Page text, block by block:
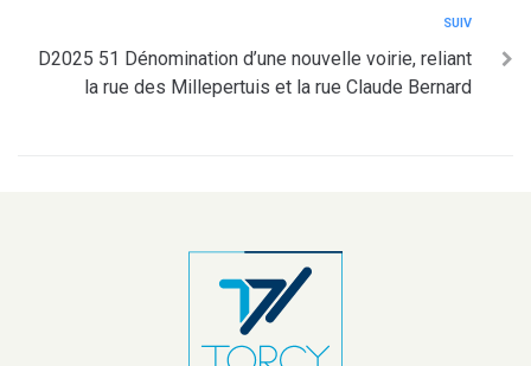
SUIV
D2025 51 Dénomination d’une nouvelle voirie, reliant
la rue des Millepertuis et la rue Claude Bernard